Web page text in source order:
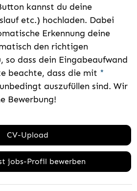
kannst du deine
etc.) hochladen. Dabei
Erkennung deine
den richtigen
so dass dein Eingabeaufwand
beachte, dass die mit *
auszufüllen sind. Wir
Bewerbung!
CV-Upload
jobs-Profil bewerben